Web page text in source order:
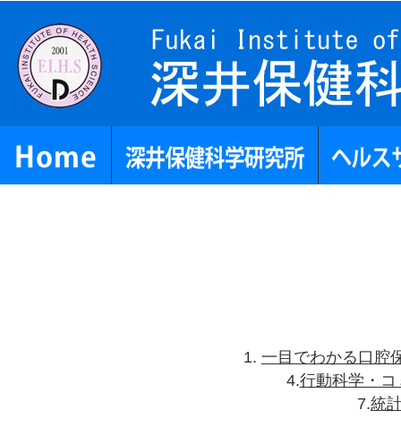
1. 一目でわかる口腔
4.行動科学・
7.統